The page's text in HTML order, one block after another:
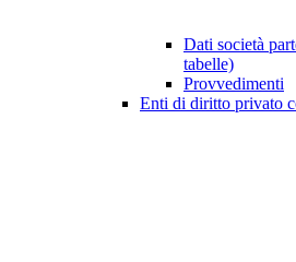
Dati società
tabelle)
Provvedimenti
Enti di diritto privato